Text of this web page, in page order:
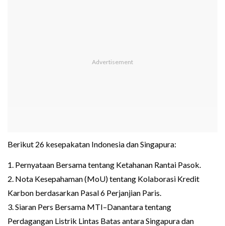
Berikut 26 kesepakatan Indonesia dan Singapura:
1. Pernyataan Bersama tentang Ketahanan Rantai Pasok.
2. Nota Kesepahaman (MoU) tentang Kolaborasi Kredit
Karbon berdasarkan Pasal 6 Perjanjian Paris.
3. Siaran Pers Bersama MTI–Danantara tentang
Perdagangan Listrik Lintas Batas antara Singapura dan